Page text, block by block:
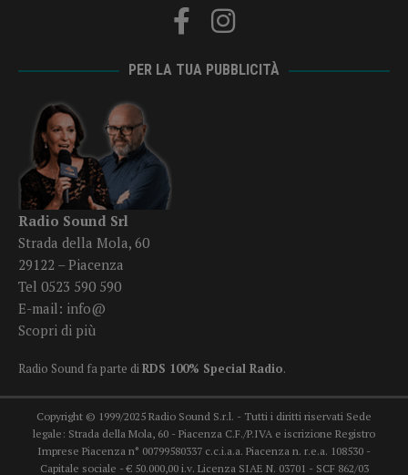
PER LA TUA PUBBLICITÀ
Radio Sound Srl
Strada della Mola, 60
29122 – Piacenza
Tel 0523 590 590
E-mail: info@
Scopri di più
Radio Sound fa parte diRDS 100% Special Radio.
Copyright © 1999/2025 Radio Sound S.r.l. - Tutti i diritti riservati Sede
legale: Strada della Mola, 60 - Piacenza C.F./P.IVA e iscrizione Registro
Imprese Piacenza n° 00799580337 c.c.i.a.a. Piacenza n. r.e.a. 108530 -
Capitale sociale - € 50.000,00 i.v. Licenza SIAE N. 03701 - SCF 862/03